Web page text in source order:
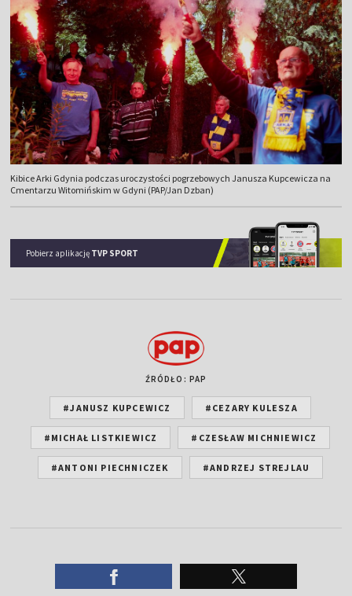
Kibice Arki Gdynia podczas uroczystości pogrzebowych Janusza Kupcewicza na
Cmentarzu Witomińskim w Gdyni (PAP/Jan Dzban)
Pobierz aplikację TVP SPORT
ŹRÓDŁO: PAP
#JANUSZ KUPCEWICZ #CEZARY KULESZA
#MICHAŁ LISTKIEWICZ #CZESŁAW MICHNIEWICZ
#ANTONI PIECHNICZEK #ANDRZEJ STREJLAU